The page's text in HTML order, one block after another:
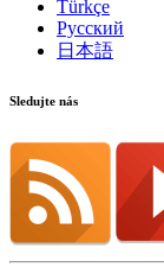
Türkçe
Русский
日本語
Sledujte nás